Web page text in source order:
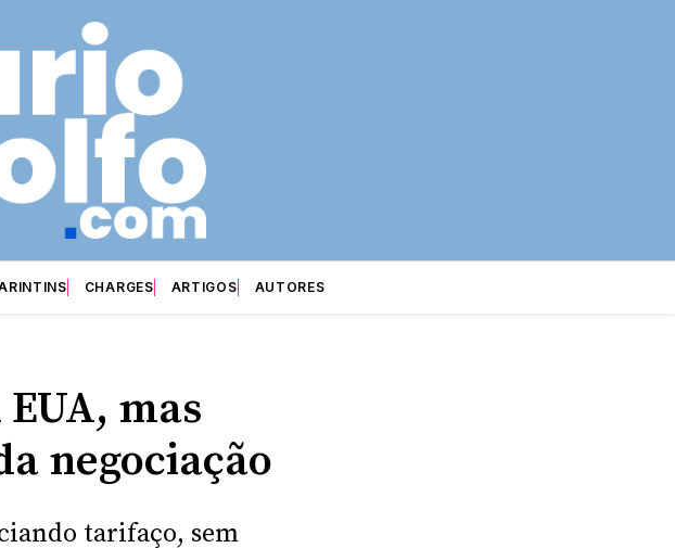
CHARGES ARTIGOS AUTORES
mas
negociação
tarifaço, sem